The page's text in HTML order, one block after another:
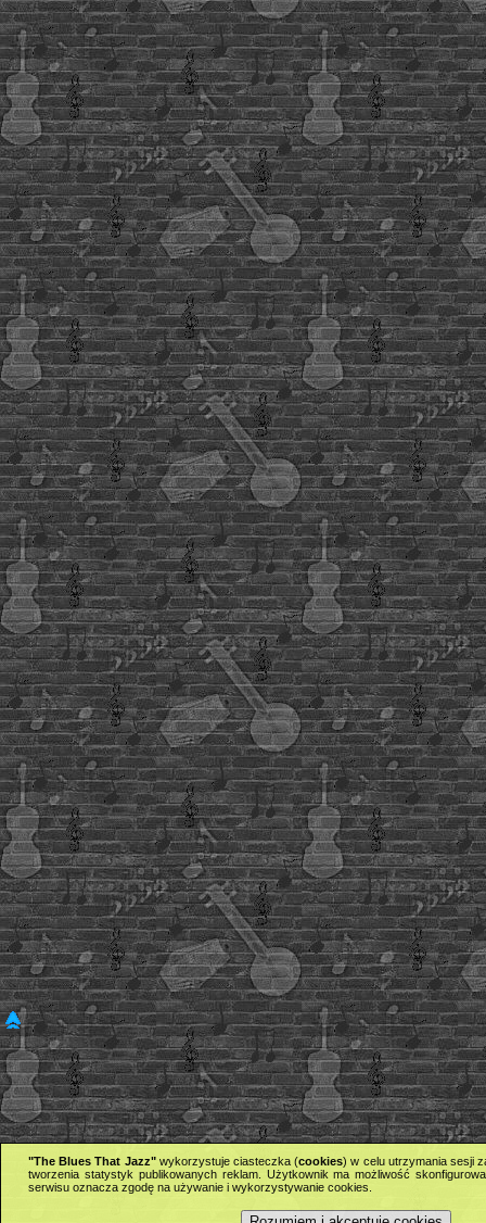
"The Blues That Jazz"wykorzystuje ciasteczka (cookies) w celu utrzymania sesji
tworzenia statystyk publikowanych reklam. Użytkownik ma możliwość
serwisu oznacza zgodę na używanie i wykorzystywanie cookies.